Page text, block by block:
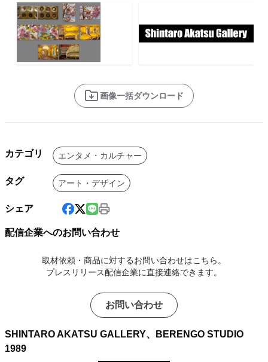
画像一括ダウンロード
カテゴリ エンタメ・カルチャー
タグ アート・デザイン
シェア
配信企業へのお問い合わせ
取材依頼・商品に対するお問い合わせはこちら。
プレスリリース配信企業に直接連絡できます。
お問い合わせ
SHINTARO AKATSU GALLERY、BERENGO STUDIO
1989